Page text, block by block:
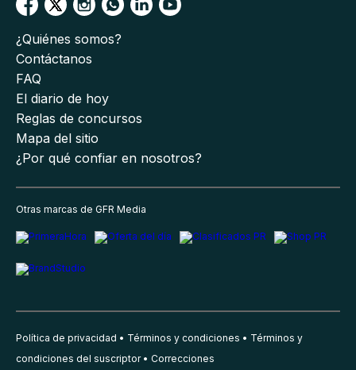
¿Quiénes somos?
Contáctanos
FAQ
El diario de hoy
Reglas de concursos
Mapa del sitio
¿Por qué confiar en nosotros?
Otras marcas de GFR Media
Política de privacidad Términos y condiciones
Términos y
condiciones del suscriptor
Correcciones